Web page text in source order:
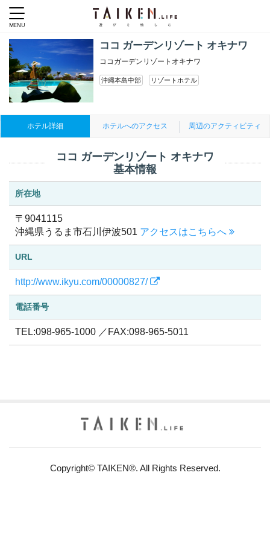
ココ ガーデンリゾート オキナワ
ココガーデンリゾートオキナワ
沖縄本島中部 リゾートホテル
ホテル詳細 ホテルへのアクセス 周辺のアクティビティ
ココ ガーデンリゾート オキナワ
基本情報
所在地
〒9041115
沖縄県うるま市石川伊波501 アクセスはこちらへ
URL
http://www.ikyu.com/00000827/
電話番号
TEL:098-965-1000 ／FAX:098-965-5011
Copyright© TAIKEN®. All Rights Reserved.